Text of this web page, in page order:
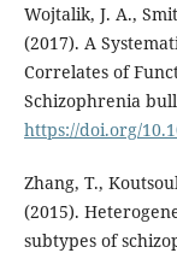
Wojtalik, J. A.,
(2017). A
Correlates of
Schizophrenia
https://doi.org/
Zhang, T.,
(2015).
subtypes of